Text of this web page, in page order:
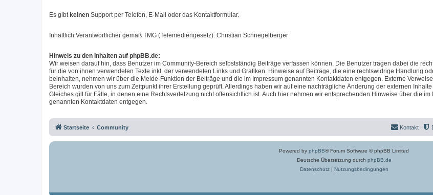
Es gibt keinen Support per Telefon, E-Mail oder das Kontaktformular.
Inhaltlich Verantwortlicher gemäß TMG (Telemediengesetz): Christian Schnegelberger
Hinweis zu den Inhalten auf phpBB.de:
Wir weisen darauf hin, dass Benutzer im Community-Bereich selbstständig Beiträge verfassen können. Die Benutzer tragen dabei die
für die von ihnen verwendeten Texte inkl. der verwendeten Links und Grafiken. Hinweise auf Beiträge, die eine rechtswidrige Handlung
beinhalten, nehmen wir über die Melde-Funktion der Beiträge und die im Impressum genannten Kontaktdaten entgegen. Externe
Bereich wurden von uns zum Zeitpunkt ihrer Erstellung geprüft. Allerdings haben wir auf eine nachträgliche Änderung der externen
Gleiches gilt für Fälle, in denen eine Rechtsverletzung nicht offensichtlich ist. Auch hier nehmen wir entsprechenden Hinweise über die im
genannten Kontaktdaten entgegen.
Startseite Community Kontakt
Powered by phpBB® Forum Software © phpBB Limited
Deutsche Übersetzung durch phpBB.de
Datenschutz| Nutzungsbedingungen